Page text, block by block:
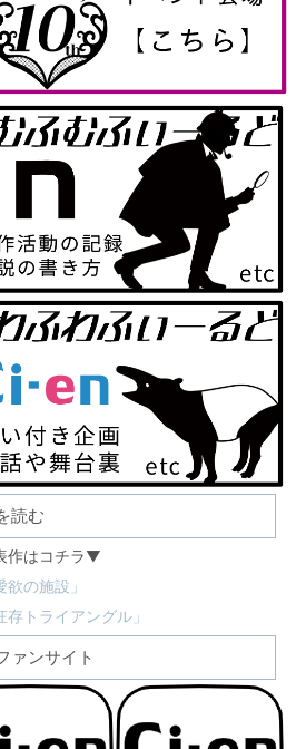
読む
作はコチラ▼
欲の施設」
存トライアングル」
ァンサイト